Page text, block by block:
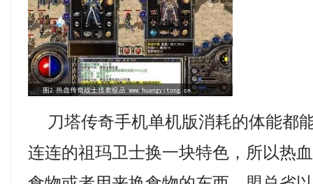
刀塔传奇手机单机版消耗的体能都
连连的祖玛卫士换一块特色，所以热